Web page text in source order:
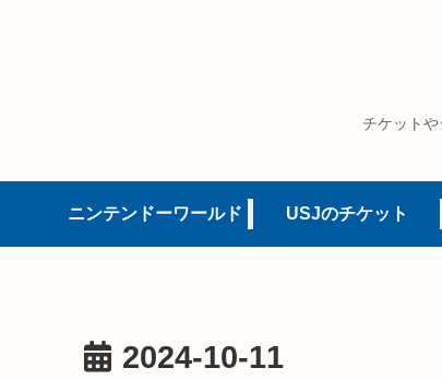
チケット
ニンテンドーワールド USJのチケット
2024-10-11